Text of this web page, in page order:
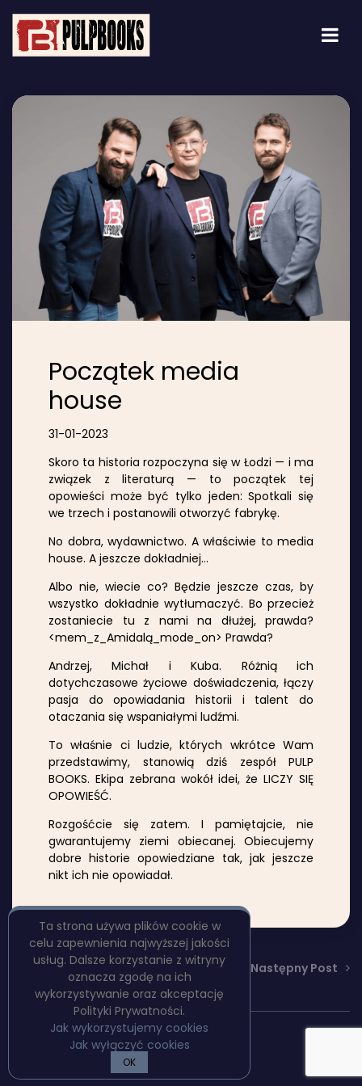
Początek media
house
31-01-2023
Skoro ta historia rozpoczyna się w Łodzi — i ma
związek z literaturą — to początek tej
opowieści może być tylko jeden: Spotkali się
we trzech i postanowili otworzyć fabrykę.
No dobra, wydawnictwo. A właściwie to media
house. A jeszcze dokładniej…
Albo nie, wiecie co? Będzie jeszcze czas, by
wszystko dokładnie wytłumaczyć. Bo przecież
zostaniecie tu z nami na dłużej, prawda?
<mem_z_Amidalą_mode_on> Prawda?
Andrzej, Michał i Kuba. Różnią ich
dotychczasowe życiowe doświadczenia, łączy
pasja do opowiadania historii i talent do
otaczania się wspaniałymi ludźmi.
To właśnie ci ludzie, których wkrótce Wam
przedstawimy, stanowią dziś zespół PULP
BOOKS. Ekipa zebrana wokół idei, że LICZY SIĘ
OPOWIEŚĆ.
Rozgośćcie się zatem. I pamiętajcie, nie
gwarantujemy ziemi obiecanej. Obiecujemy
dobre historie opowiedziane tak, jak jeszcze
nikt ich nie opowiadał.
Następny Post
Copyright © PulpBooks
Polityka prywatności
Ta strona używa plików cookie w
celu zapewnienia najwyższej jakości
usług. Dalsze korzystanie z witryny
oznacza zgodę na ich
wykorzystywanie oraz akceptację
Polityki Prywatności.
Jak wykorzystujemy cookies
Jak wyłączyć cookies
OK